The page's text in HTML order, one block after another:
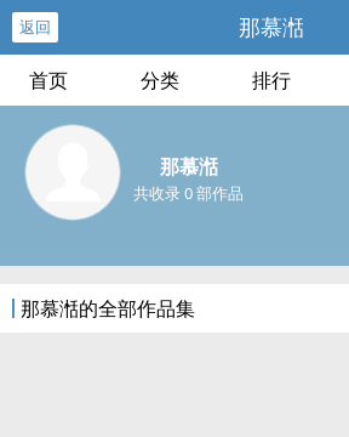
返回 那慕湉
首页 分类 排行
那慕湉
共收录 0 部作品
那慕湉的全部作品集